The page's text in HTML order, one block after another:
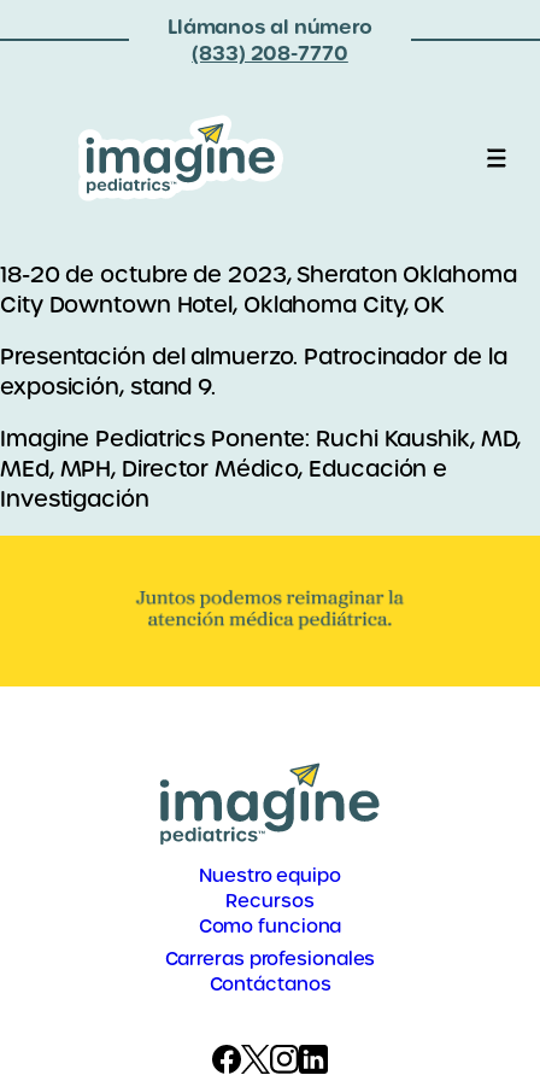
Llámanos al número
(833) 208-7770
18-20 de octubre de 2023, Sheraton Oklahoma
City Downtown Hotel, Oklahoma City, OK
Presentación del almuerzo. Patrocinador de la
exposición, stand 9.
Imagine Pediatrics Ponente: Ruchi Kaushik, MD,
MEd, MPH, Director Médico, Educación e
Investigación
Nuestro equipo
Recursos
Como funciona
Carreras profesionales
Contáctanos